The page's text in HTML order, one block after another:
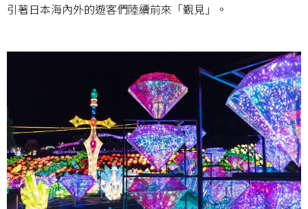
引著日本海內外的遊客們陸續前來「覲見」。